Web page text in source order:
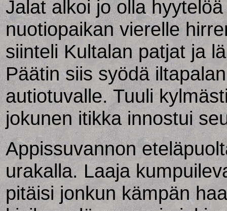
Jalat alkoi jo olla
nuotiopaikan vierelle
siinteli Kultalan patjat ja
Päätin siis syödä
autiotuvalle. Tuuli
jokunen itikka innostui
Appissuvannon
urakalla. Laaja
pitäisi jonkun kämpän